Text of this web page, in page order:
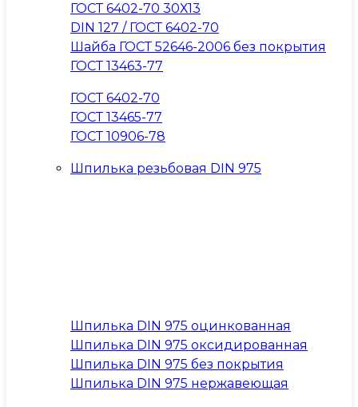
ГОСТ 6402-70 30Х13
DIN 127 / ГОСТ 6402-70
Шайба ГОСТ 52646-2006 без покрытия
ГОСТ 13463-77
ГОСТ 6402-70
ГОСТ 13465-77
ГОСТ 10906-78
Шпилька резьбовая DIN 975
Шпилька DIN 975 оцинкованная
Шпилька DIN 975 оксидированная
Шпилька DIN 975 без покрытия
Шпилька DIN 975 нержавеющая